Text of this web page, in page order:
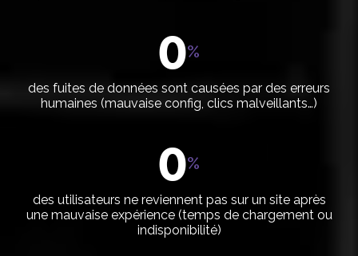
0%
des fuites de données sont causées par des erreurs
humaines (mauvaise config, clics malveillants…)
0%
des utilisateurs ne reviennent pas sur un site après
une mauvaise expérience (temps de chargement ou
indisponibilité)